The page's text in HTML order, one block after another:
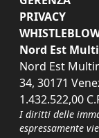
PRIVACY
Nord Est
Nord Est
34, 30171
1.432.522,00
I diritti delle
espressamente